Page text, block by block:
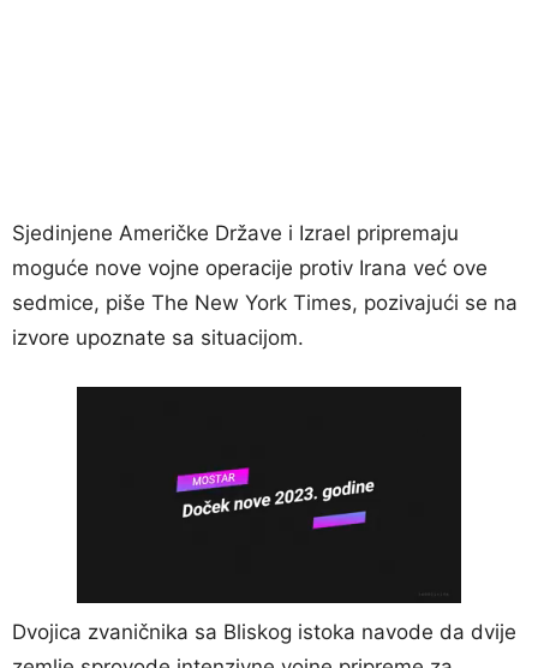
Sjedinjene Američke Države i Izrael pripremaju
moguće nove vojne operacije protiv Irana već ove
sedmice, piše The New York Times, pozivajući se na
izvore upoznate sa situacijom.
Dvojica zvaničnika sa Bliskog istoka navode da dvije